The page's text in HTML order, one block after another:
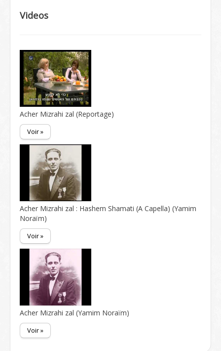
Videos
Acher Mizrahi zal (Reportage)
Voir »
Acher Mizrahi zal : Hashem Shamati (A Capella) (Yamim
Noraïm)
Voir »
Acher Mizrahi zal (Yamim Noraïm)
Voir »